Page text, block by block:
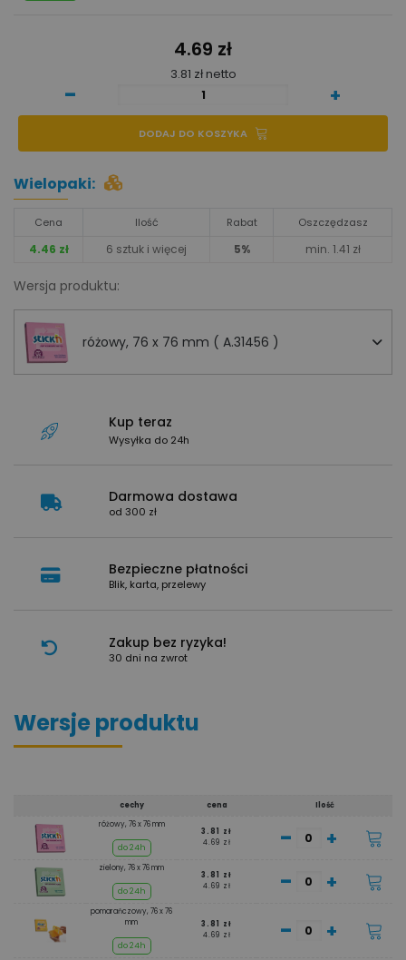
4.69 zł
3.81 zł netto
- +
DODAJ DO KOSZYKA
Wielopaki:
Cena Ilość Rabat Oszczędzasz
4.46 zł 6 sztuk i więcej 5% min. 1.41 zł
Wersja produktu:
różowy, 76 x 76 mm ( A.31456 )
Kup teraz
Wysyłka do 24h
Darmowa dostawa
od 300 zł
Bezpieczne płatności
Blik, karta, przelewy
Zakup bez ryzyka!
30 dni na zwrot
Wersje produktu
cechy cena
Ilość
różowy, 76 x 76 mm
do 24h
3.81 zł
4.69 zł
- +
zielony, 76 x 76 mm
do 24h
3.81 zł
4.69 zł
- +
pomarańczowy, 76 x 76
mm
do 24h
3.81 zł
4.69 zł
- +